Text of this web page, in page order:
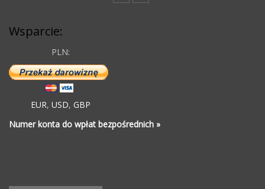
Wsparcie:
PLN:
EUR, USD, GBP
Numer konta do wpłat bezpośrednich »